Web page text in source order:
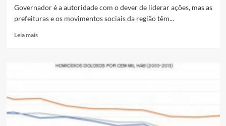
Fluminense
Governador é a autoridade com o dever de liderar ações, mas as
prefeituras e os movimentos sociais da região têm...
Leia maisRead
Baixada,
segurança